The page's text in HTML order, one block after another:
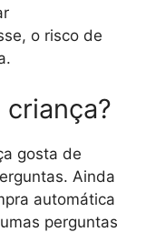
o risco de
gosta de
Ainda
automática
perguntas